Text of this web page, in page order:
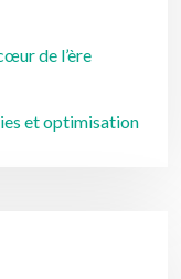
de l’ère
et optimisation